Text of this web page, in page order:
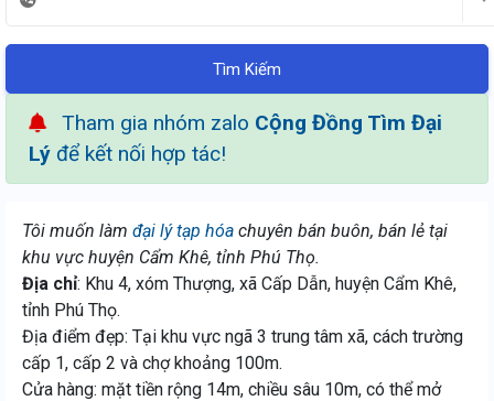
Tìm Kiếm
Tham gia nhóm zalo Cộng Đồng Tìm Đại
Lý để kết nối hợp tác!
Tôi muốn làm đại lý tạp hóa chuyên bán buôn, bán lẻ tại
khu vực huyện Cẩm Khê, tỉnh Phú Thọ.
Địa chỉ: Khu 4, xóm Thượng, xã Cấp Dẫn, huyện Cẩm Khê,
tỉnh Phú Thọ.
Địa điểm đẹp: Tại khu vực ngã 3 trung tâm xã, cách trường
cấp 1, cấp 2 và chợ khoảng 100m.
Cửa hàng: mặt tiền rộng 14m, chiều sâu 10m, có thể mở